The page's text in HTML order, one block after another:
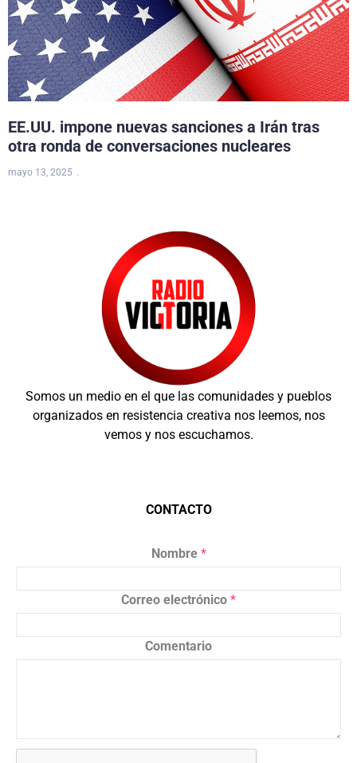
EE.UU. impone nuevas sanciones a Irán tras
otra ronda de conversaciones nucleares
mayo 13, 2025
Somos un medio en el que las comunidades y pueblos
organizados en resistencia creativa nos leemos, nos
vemos y nos escuchamos.
CONTACTO
Nombre *
Correo electrónico *
Comentario